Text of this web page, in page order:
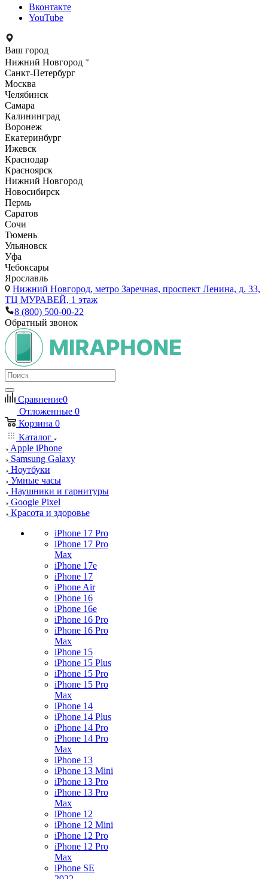
Вконтакте
YouTube
Ваш город
Нижний Новгород
Санкт-Петербург
Москва
Челябинск
Самара
Калининград
Воронеж
Екатеринбург
Ижевск
Краснодар
Красноярск
Нижний Новгород
Новосибирск
Пермь
Саратов
Сочи
Тюмень
Ульяновск
Уфа
Чебоксары
Ярославль
Нижний Новгород, метро Заречная, проспект Ленина, д. 33,
ТЦ МУРАВЕЙ, 1 этаж
8 (800) 500-00-22
Обратный звонок
Сравнение0
Отложенные 0
Корзина 0
Каталог
Apple iPhone
Samsung Galaxy
Ноутбуки
Умные часы
Наушники и гарнитуры
Google Pixel
Красота и здоровье
iPhone 17 Pro
iPhone 17 Pro
Max
iPhone 17e
iPhone 17
iPhone Air
iPhone 16
iPhone 16e
iPhone 16 Pro
iPhone 16 Pro
Max
iPhone 15
iPhone 15 Plus
iPhone 15 Pro
iPhone 15 Pro
Max
iPhone 14
iPhone 14 Plus
iPhone 14 Pro
iPhone 14 Pro
Max
iPhone 13
iPhone 13 Mini
iPhone 13 Pro
iPhone 13 Pro
Max
iPhone 12
iPhone 12 Mini
iPhone 12 Pro
iPhone 12 Pro
Max
iPhone SE